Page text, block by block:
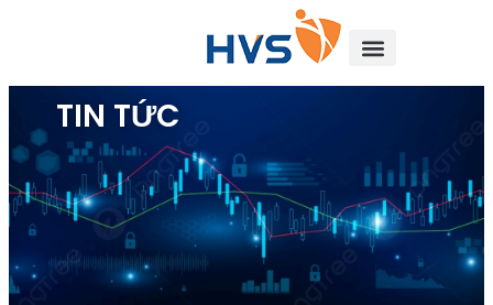
TIN TỨC